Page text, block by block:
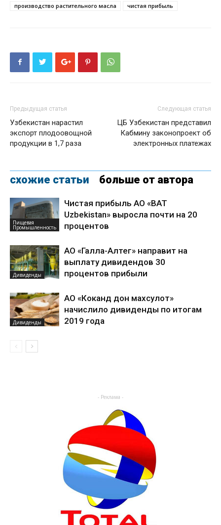
производство растительного масла
чистая прибыль
Предыдущая статья
Узбекистан нарастил
экспорт плодоовощной
продукции в 1,7 раза
Следующая статья
ЦБ Узбекистан представил
Кабмину законопроект об
электронных платежах
схожие статьи больше от автора
Пищевая
Промышленность
Чистая прибыль АО «BAT
Uzbekistan» выросла почти на 20
процентов
Дивиденды
АО «Галла-Алтег» направит на
выплату дивидендов 30
процентов прибыли
Дивиденды
АО «Коканд дон махсулот»
начислило дивиденды по итогам
2019 года
- Реклама -